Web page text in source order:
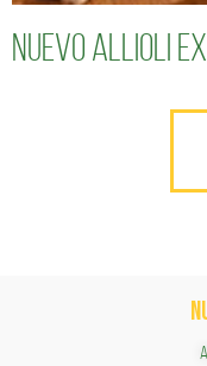
Nuevo Allioli